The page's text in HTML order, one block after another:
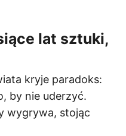
lat sztuki,
kryje paradoks:
by nie uderzyć.
wygrywa, stojąc